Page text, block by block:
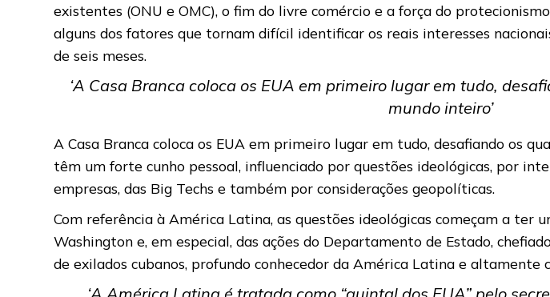
existentes (ONU e OMC), o fim do livre comércio e a força do
alguns dos fatores que tornam difícil identificar os reais interesses
de seis meses.
‘A Casa Branca coloca os EUA em primeiro lugar em tudo,
mundo inteiro’
A Casa Branca coloca os EUA em primeiro lugar em tudo, desafiando os
têm um forte cunho pessoal, influenciado por questões ideológicas, por
empresas, das Big Techs e também por considerações geopolíticas.
Com referência à América Latina, as questões ideológicas começam a ter
Washington e, em especial, das ações do Departamento de Estado,
de exilados cubanos, profundo conhecedor da América Latina e altamente